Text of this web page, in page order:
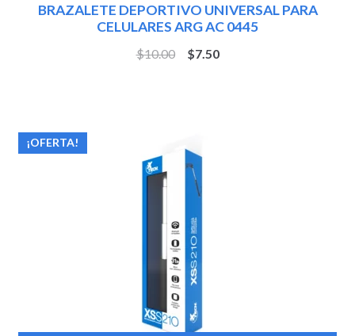
BRAZALETE DEPORTIVO UNIVERSAL PARA
CELULARES ARG AC 0445
$10.00 $7.50
¡OFERTA!